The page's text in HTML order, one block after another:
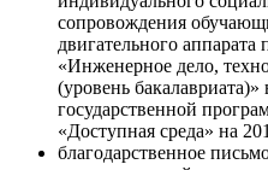
сопровождения
двигательного аппарата
«Инженерное дело,
(уровень
государственной
«Доступная среда» на
благодарственное